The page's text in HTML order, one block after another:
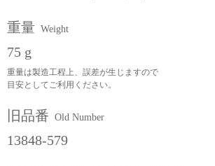
重量 Weight
75 g
重量は製造工程上、誤差が生じますので
目安としてご利用ください。
旧品番 Old Number
13848-579